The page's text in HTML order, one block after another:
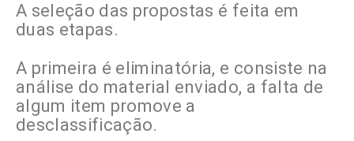
A seleção das propostas é feita em
duas etapas.
A primeira é eliminatória, e consiste na
análise do material enviado, a falta de
algum item promove a
desclassificação.